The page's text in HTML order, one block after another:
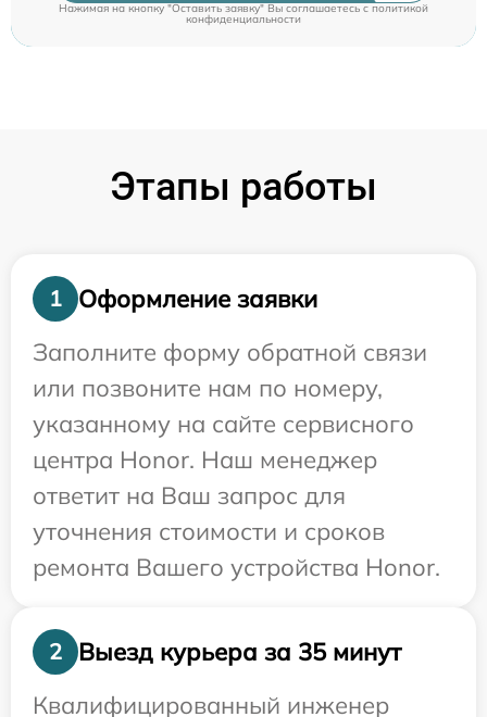
Нажимая на кнопку "Оставить заявку" Вы соглашаетесь cполитикой
конфиденциальности
Этапы работы
1
Оформление заявки
Заполните форму обратной связи
или позвоните нам по номеру,
указанному на сайте сервисного
центра Honor. Наш менеджер
ответит на Ваш запрос для
уточнения стоимости и сроков
ремонта Вашего устройства Honor.
2
Выезд курьера за 35 минут
Квалифицированный инженер